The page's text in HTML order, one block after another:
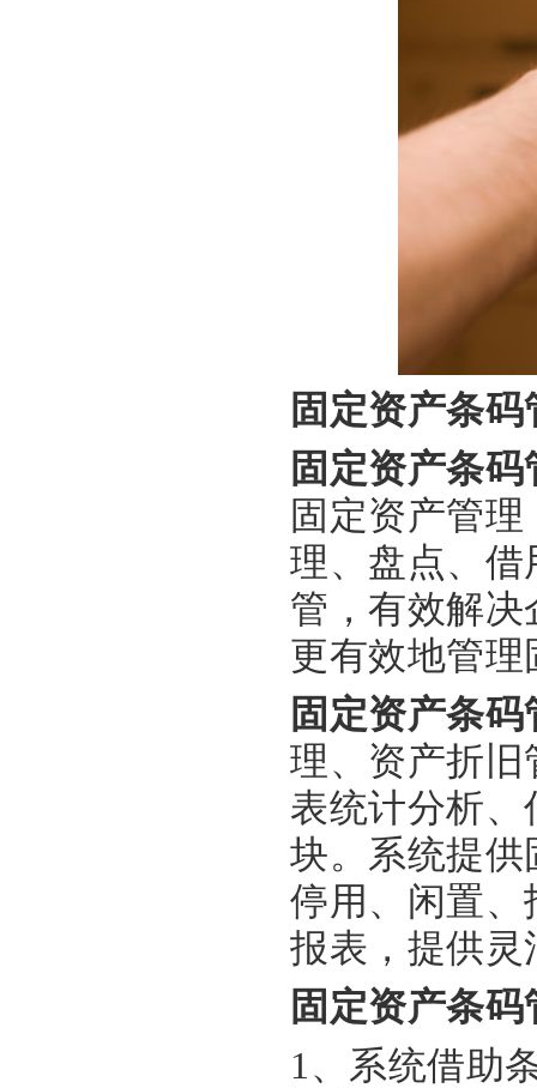
固定资产条
固定资产条
固定资产管
理、盘点、
管，有效解
更有效地管理
固定资产条
理、资产折
表统计分析
块。系统提
停用、闲置
报表，提供
固定资产条码
1、系统借助